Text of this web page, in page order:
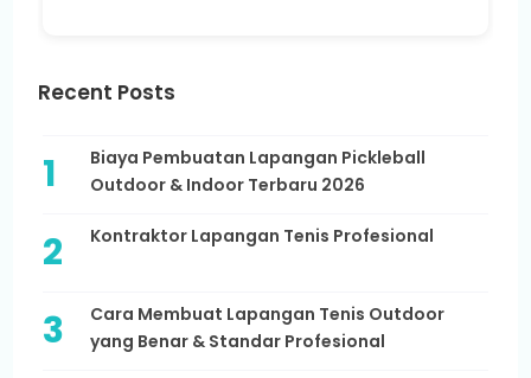
Recent Posts
Biaya Pembuatan Lapangan Pickleball
Outdoor & Indoor Terbaru 2026
Kontraktor Lapangan Tenis Profesional
Cara Membuat Lapangan Tenis Outdoor
yang Benar & Standar Profesional